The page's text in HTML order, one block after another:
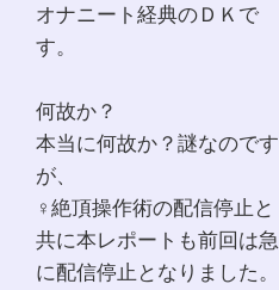
オナニート経典のＤＫで
す。
何故か？
本当に何故か？謎なのです
が、
♀絶頂操作術の配信停止と
共に本レポートも前回は急
に配信停止となりました。